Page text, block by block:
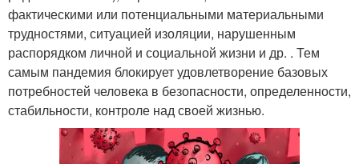
фактическими или потенциальными материальными
трудностями, ситуацией изоляции, нарушенным
распорядком личной и социальной жизни и др. . Тем
самым пандемия блокирует удовлетворение базовых
потребностей человека в безопасности, определенности,
стабильности, контроле над своей жизнью.